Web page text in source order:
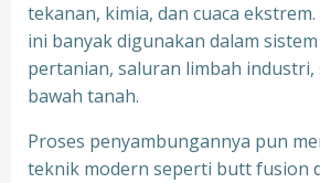
tekanan, kimia, dan cuaca
ini banyak digunakan dalam
pertanian, saluran limbah
bawah tanah.
Proses penyambungannya pun
teknik modern seperti butt fusion